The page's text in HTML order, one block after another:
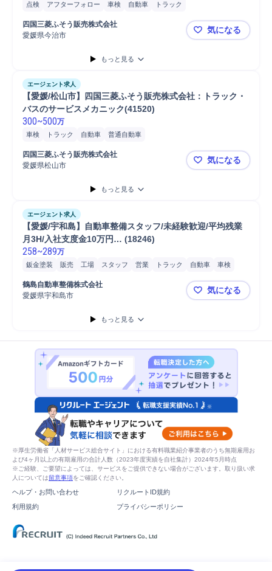
点検 アフターフォロー 車検 自動車 トラック
四国三菱ふそう販売株式会社
愛媛県今治市
【愛媛/今治
気になる
もっと見る
エージェント求人
【愛媛/松山市】四国三菱ふそう販売株式会社：トラック・
バスのサービスメカニック(41520)
300~500万
車検 トラック 自動車 普通自動車
四国三菱ふそう販売株式会社
愛媛県松山市
【愛媛/松山
気になる
もっと見る
エージェント求人
【愛媛/宇和島】自動車整備スタッフ/未経験歓迎/平均残業
月3H/入社支度金10万円… (18246)
258~289万
鈑金塗装 販売 工場 スタッフ 営業 トラック 自動車
車検
点検 マネジメント
自動車/輸送機器
鶴島自動車整備株式会社
愛媛県宇和島市
【愛媛/宇
気になる
もっと見る
※厚生労働省「人材サービス総合サイト」における有料職業紹介事業者のうち無期雇用お
よび4ヶ月以上の有期雇用の合計人数（2023年度実績を自社集計）2024年5月時点
※ご経験、ご要望によっては、サービスをご提供できない場合がございます。取り扱い求
人については留意事項をご確認ください。
ヘルプ・お問い合わせ
リクルートID規約
利用規約
プライバシーポリシー